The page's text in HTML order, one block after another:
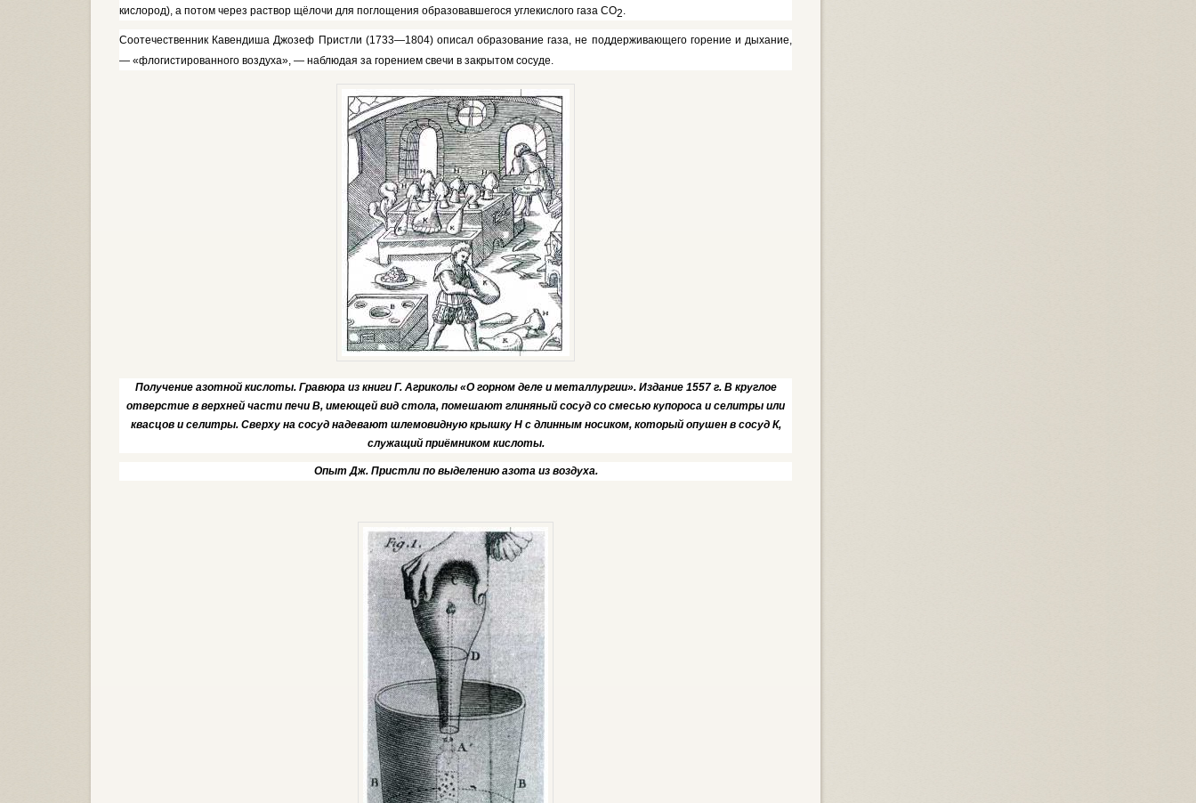
кислород), а потом через раст­вор щёлочи для поглощения образо­вавшегося углекислого газа СО2
Соотечественник Кавендиша Джо­зеф Пристли (1733—1804) описал образование газа, не поддерживающе­го горение и дыхание,
— «флогистированного воздуха», — наблюдая за го­рением свечи в закрытом сосуде.
Получение азотной кислоты. Гравюра из книги Г. Агриколы «О горном деле и металлургии». Издание 1557 г. В круглое
отверстие в верхней части печи В, имеющей вид стола, помешают глиняный сосуд со смесью купороса и селитры или
квасцов и селитры. Сверху на сосуд надевают шлемовидную крышку Н с длинным носиком, который опушен в сосуд К,
служащий приёмником кислоты.
Опыт Дж. Пристли по выделению азота из воздуха.